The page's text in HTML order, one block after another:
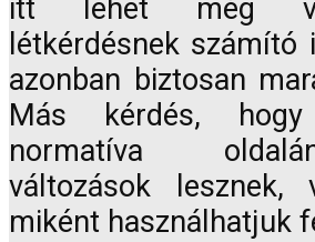
itt lehet még
létkérdésnek számító
azonban biztosan
Más kérdés,
normatíva
változások lesznek,
miként használhatjuk